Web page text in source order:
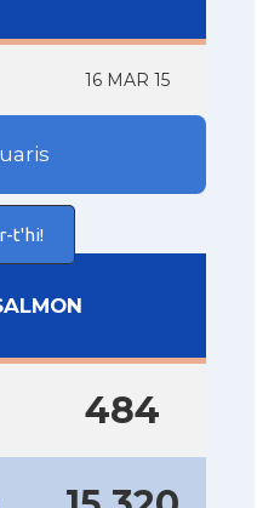
16 MAR 15
t'hi!
484